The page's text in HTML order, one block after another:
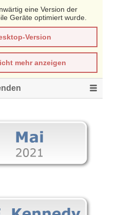
eine Version der
Geräte optimiert wurde.
Version
mehr anzeigen